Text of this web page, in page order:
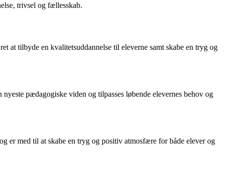
trivsel og fællesskab.
at tilbyde en kvalitetsuddannelse til eleverne samt skabe en tryg og
pædagogiske viden og tilpasses løbende elevernes behov og
er med til at skabe en tryg og positiv atmosfære for både elever og